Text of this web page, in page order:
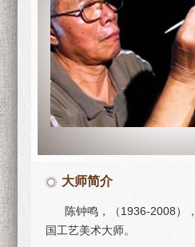
大师简介
陈钟鸣，（1936-2008）
国工艺美术大师。